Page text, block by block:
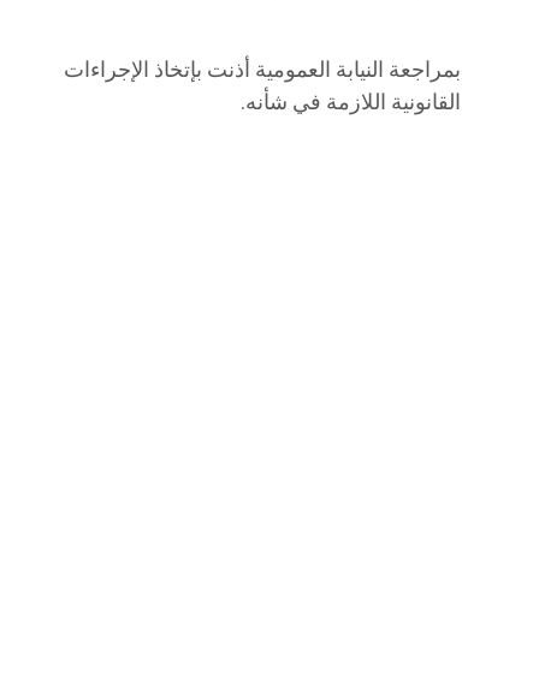
بمراجعة النيابة العمومية أذنت بإتخاذ الإجراءات
القانونية اللازمة في شأنه.